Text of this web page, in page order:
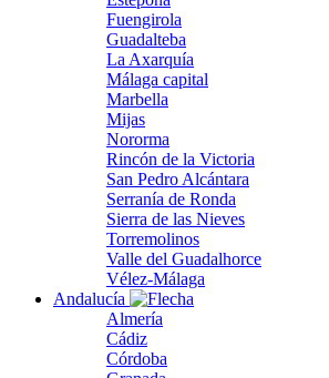
Fuengirola
Guadalteba
La Axarquía
Málaga capital
Marbella
Mijas
Nororma
Rincón de la Victoria
San Pedro Alcántara
Serranía de Ronda
Sierra de las Nieves
Torremolinos
Valle del Guadalhorce
Vélez-Málaga
Andalucía
Almería
Cádiz
Córdoba